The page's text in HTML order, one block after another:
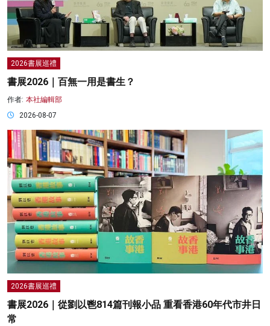
2026書展巡禮
書展2026｜百無一用是書生？
作者: 本社編輯部
2026-08-07
2026書展巡禮
書展2026｜從劉以鬯814篇刊報小品 重看香港60年代市井日
常